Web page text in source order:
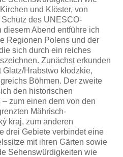
und Klöster, von
des UNESCO-
Abend entführe ich
Regionen Polens und der
sich durch ein reiches
Zunächst erkunden
Hrabstwo kłodzkie,
Böhmen. Der zweite
den historischen
zum einen dem von den
Mährisch-
kraj, zum anderen
drei Gebiete verbindet eine
mit ihren Gärten sowie
Sehenswürdigkeiten wie